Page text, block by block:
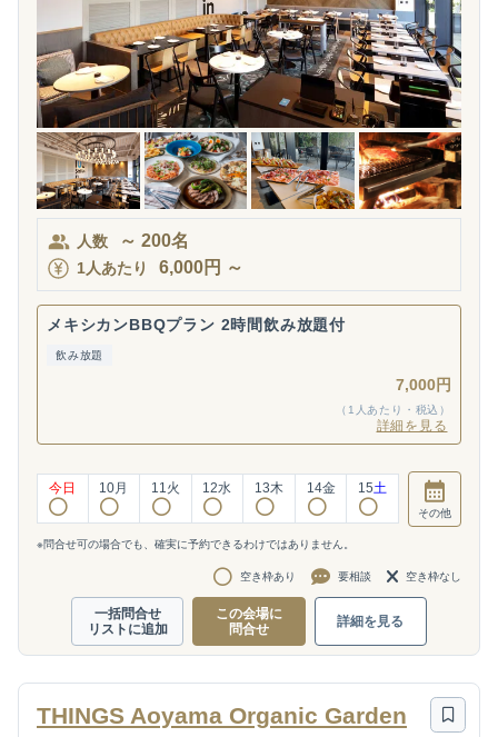
人数 ～ 200名
1人あたり 6,000円 ～
メキシカンBBQプラン 2時間飲み放題付
飲み放題
7,000円
（1人あたり・税込）
詳細を見る
今日 10月 11火 12水 13木 14金 15土
その他
※問合せ可の場合でも、確実に予約できるわけではありません。
空き枠あり 要相談 空き枠なし
一括問合せ
リストに追加
この会場に
問合せ
詳細を見る
THINGS Aoyama Organic Garden